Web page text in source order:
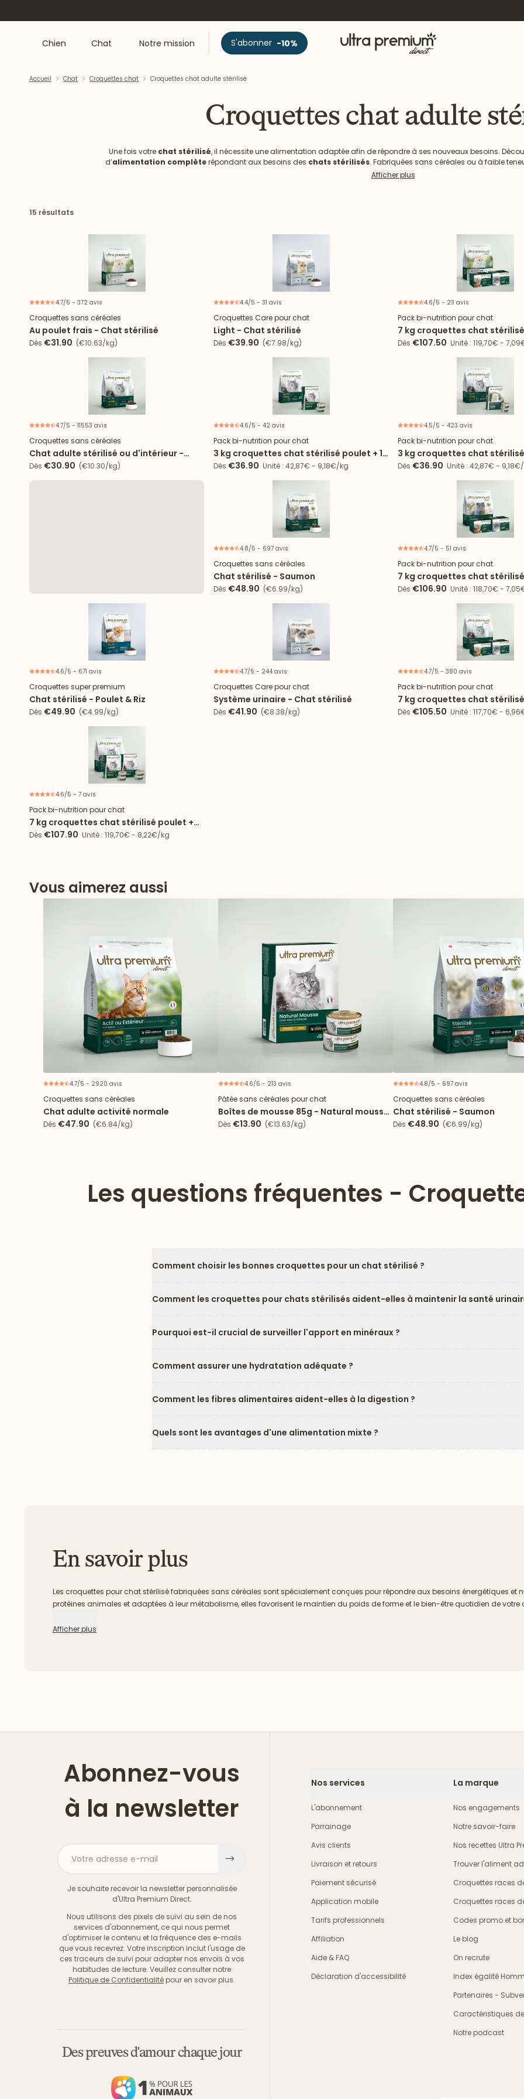
Chien Chat Notre mission S'abonner -10% Accueil
Accueil Chat Croquettes chat Croquettes chat adulte stérilisé
Croquettes chat adulte
Une fois votre chat stérilisé, il nécessite une alimentation adaptée afin de répondre à ses nouveaux besoins.
d’alimentation complèterépondant aux besoins des chats stérilisés. Fabriquées sans céréales ou à faible
d'ingrédients d'origine animale, nos croquettes répondent parfaitement à leurs besoins nutritionnels. Conçues en
Afficher plus
15 résultats
4.7/5 - 372 avis
Croquettes sans céréales
Au poulet frais - Chat stérilisé
Dès €31.90 (€10.63/kg)
4.4/5 - 31 avis
Croquettes Care pour chat
Light - Chat stérilisé
Dès €39.90 (€7.98/kg)
4.6/5 - 23 avis
Pack bi-nutrition pour chat
7 kg croquettes chat
frais + 96 sachets
Dès €107.50 Unité : 119,70€ -
4.7/5 - 11553 avis
Croquettes sans céréales
Chat adulte stérilisé ou d'intérieur -
Poulet
Dès €30.90 (€10.30/kg)
4.6/5 - 42 avis
Pack bi-nutrition pour chat
3 kg croquettes chat stérilisé poulet + 12
boîtes de mousse chat stérilisé poulet
Dès €36.90 Unité : 42,87€ - 9,18€/kg
4.5/5 - 423 avis
Pack bi-nutrition pour chat
3 kg croquettes chat
boîtes de mousse
Dès €36.90 Unité : 42,87€ -
4.8/5 - 697 avis
Croquettes sans céréales
Chat stérilisé - Saumon
Dès €48.90 (€6.99/kg)
4.7/5 - 51 avis
Pack bi-nutrition pour chat
7 kg croquettes chat
96 sachets
Dès €106.90 Unité : 118,70€ -
4.6/5 - 671 avis
Croquettes super premium
Chat stérilisé - Poulet & Riz
Dès €49.90 (€4.99/kg)
4.7/5 - 244 avis
Croquettes Care pour chat
Système urinaire - Chat stérilisé
Dès €41.90 (€8.38/kg)
4.7/5 - 380 avis
Pack bi-nutrition pour chat
7 kg croquettes chat
96 sachets
Dès €105.50 Unité : 117,70€ -
4.6/5 - 7 avis
Pack bi-nutrition pour chat
7 kg croquettes chat stérilisé poulet +
72 boîtes de mousse chat stérilisé
Dès €107.90 Unité : 119,70€ - 8,22€/kg
Vous aimerez aussi
4.7/5 - 2920 avis
Croquettes sans céréales
Chat adulte activité normale
Dès €47.90 (€6.84/kg)
4.6/5 - 213 avis
Pâtée sans céréales pour chat
Boîtes de mousse 85g - Natural mousse
poulet pour chat stérilisé
Dès €13.90 (€13.63/kg)
4.8/5 - 697 avis
Croquettes sans céréales
Chat stérilisé - Saumon
Dès €48.90 (€6.99/kg)
Les questions fréquentes -
Comment choisir les bonnes croquettes pour un chat stérilisé ?
Comment les croquettes pour chats stérilisés aident-elles à maintenir la santé
Pourquoi est-il crucial de surveiller l'apport en minéraux ?
Comment assurer une hydratation adéquate ?
Comment les fibres alimentaires aident-elles à la digestion ?
Quels sont les avantages d'une alimentation mixte ?
En savoir plus
Les croquettes pour chat stérilisé fabriquées sans céréales sont spécialement conçues pour répondre aux besoins énergétiques et
protéines animales et adaptées à leur métabolisme, elles favorisent le maintien du poids de forme et le bien-être quotidien de votre
Afficher plus
Abonnez-vous
à la newsletter
Votre adresse e-mail
Je souhaite recevoir la newsletter personnalisée
d'Ultra Premium Direct.
Nous utilisons des pixels de suivi au sein de nos
services d'abonnement, ce qui nous permet
d'optimiser le contenu et la fréquence des e-mails
que vous recevrez. Votre inscription inclut l'usage de
ces traceurs de suivi pour adapter nos envois à vos
habitudes de lecture. Veuillez consulter notre
Politique de Confidentialité pour en savoir plus.
Des preuves d'amour chaque jour
Nos services
L'abonnement
Parrainage
Avis clients
Livraison et retours
Paiement sécurisé
Application mobile
Tarifs professionnels
Affiliation
Aide & FAQ
Déclaration d'accessibilité
La marque
Nos engagements
Notre savoir-faire
Nos recettes Ultra
Trouver l'aliment
Croquettes races
Croquettes races
Codes promo et
Le blog
On recrute
Index égalité
Partenaires -
Caractéristiques
Notre podcast